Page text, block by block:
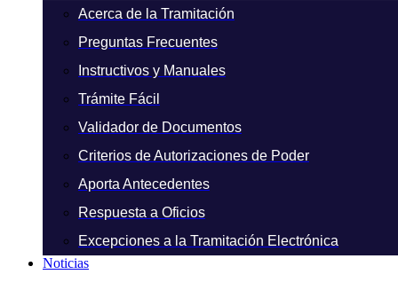
Acerca de la Tramitación
Preguntas Frecuentes
Instructivos y Manuales
Trámite Fácil
Validador de Documentos
Criterios de Autorizaciones de Poder
Aporta Antecedentes
Respuesta a Oficios
Excepciones a la Tramitación Electrónica
Noticias